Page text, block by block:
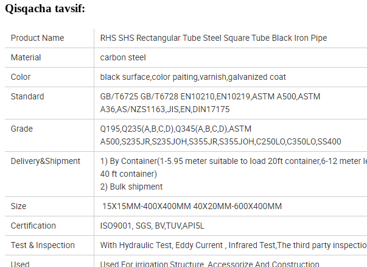
Qisqacha tavsif: